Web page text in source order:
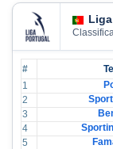
#
1
2
3
4
5